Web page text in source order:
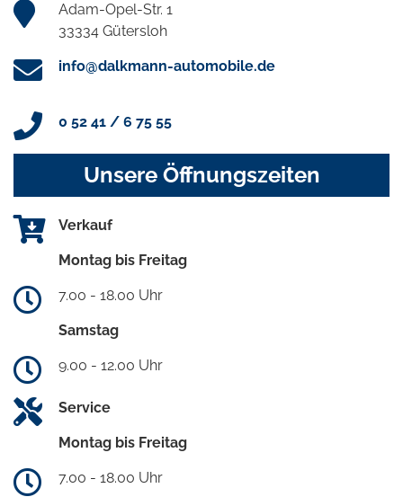
Adam-Opel-Str. 1
33334 Gütersloh
info@dalkmann-automobile.de
0 52 41 / 6 75 55
Unsere Öffnungszeiten
Verkauf
Montag bis Freitag
7.00 - 18.00 Uhr
Samstag
9.00 - 12.00 Uhr
Service
Montag bis Freitag
7.00 - 18.00 Uhr